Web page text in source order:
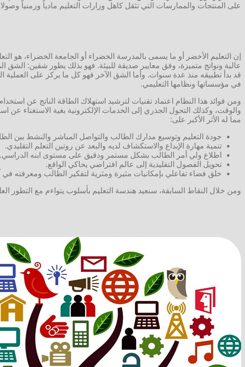
على المنتجات والممارسات التي تثقل كاهل وزارات التعليم مادياً وزمنياً
إن التعليم الأخضر أو ما يسمى بالمدرسة الخضراء أو الجامعة الخضراء، هو
عالية ونواتج متميزة، وفق معايير صديقة للبيئة. فهو بذلك يطور شقين:
قد بدأ تطبيقه منذ عدة سنوات. وأما الشق الآخر فهو كل ما يركز على العملية
في مؤسساتها ونظامها التعليمي.
ومن فوائد هذا النظام اعتماد تقنيات لترشيد استهلاك الطاقة الناتج عن
والوقت، وكذلك التحول الجذري إلى الخدمات الإلكترونية بغية الاستغناء عن
مما له الأثر الأكبر على:
جودة التعليم وتوسيع مدارك الطالب والتواصل المباشر والنشط بين
تنمية مهارة الإبداع والاستكشاف لديه والبعد عن روتين التعلم التقليدي.
اطلاع ولي أمر الطالب بشكل مستمر ودقيق على مستوى ابنه الدراسي.
تحويل الفصول التقليدية إلى عالم افتراضي يحاكي الواقع.
خلق فضاء تفاعلي بإمكانيات مثيرة ومثرية لتفكير الطالب ومعرفته
ومن خلال النقاط السابقة، سنعيد هندسة التعليم بأسلوب يتواءم مع التطور